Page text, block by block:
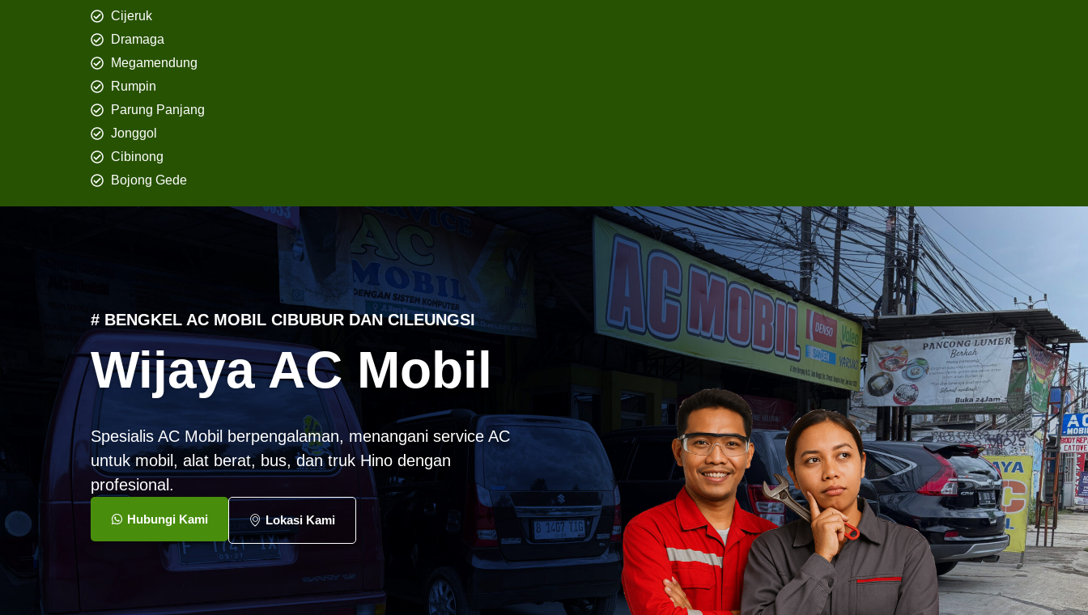
Cijeruk
Dramaga
Megamendung
Rumpin
Parung Panjang
Jonggol
Cibinong
Bojong Gede
# BENGKEL AC MOBIL CIBUBUR DAN CILEUNGSI
Wijaya AC Mobil
Spesialis AC Mobil berpengalaman, menangani service AC
untuk mobil, alat berat, bus, dan truk Hino dengan
profesional.
Hubungi Kami Lokasi Kami